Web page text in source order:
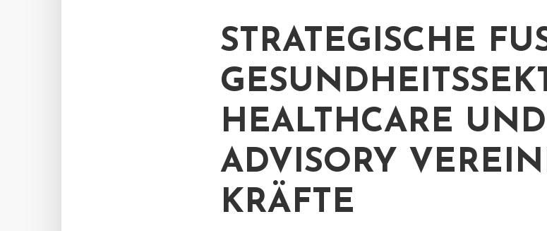
STRATEGISCHE
HEALTHCARE
ADVISORY
KRÄFTE